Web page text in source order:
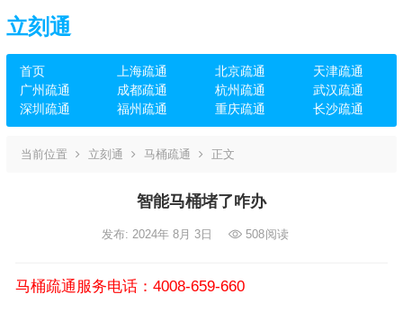
立刻通
首页 上海疏通 北京疏通
天津疏通
广州疏通
成都疏通 杭州疏通
武汉疏通
深圳疏通
福州疏通 重庆疏通 长沙疏通
当前位置 立刻通 马桶疏通 正文
智能马桶堵了咋办
发布: 2024年 8月 3日 508阅读
马桶疏通服务电话：4008-659-660